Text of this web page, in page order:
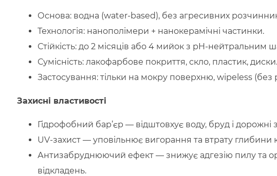
Основа: водна (water-based), без агресивних
Технологія: нанополімери + нанокерамічні частинки.
Стійкість: до 2 місяців або 4 мийок з pH-нейтральним
Сумісність: лакофарбове покриття, скло, пластик, диски.
Застосування: тільки на мокру поверхню, wipeless (без
Захисні властивості
Гідрофобний бар’єр — відштовхує воду, бруд і дорожні
UV-захист — уповільнює вигорання та втрату глибини
Антизабруднюючий ефект — знижує адгезію пилу та
відкладень.